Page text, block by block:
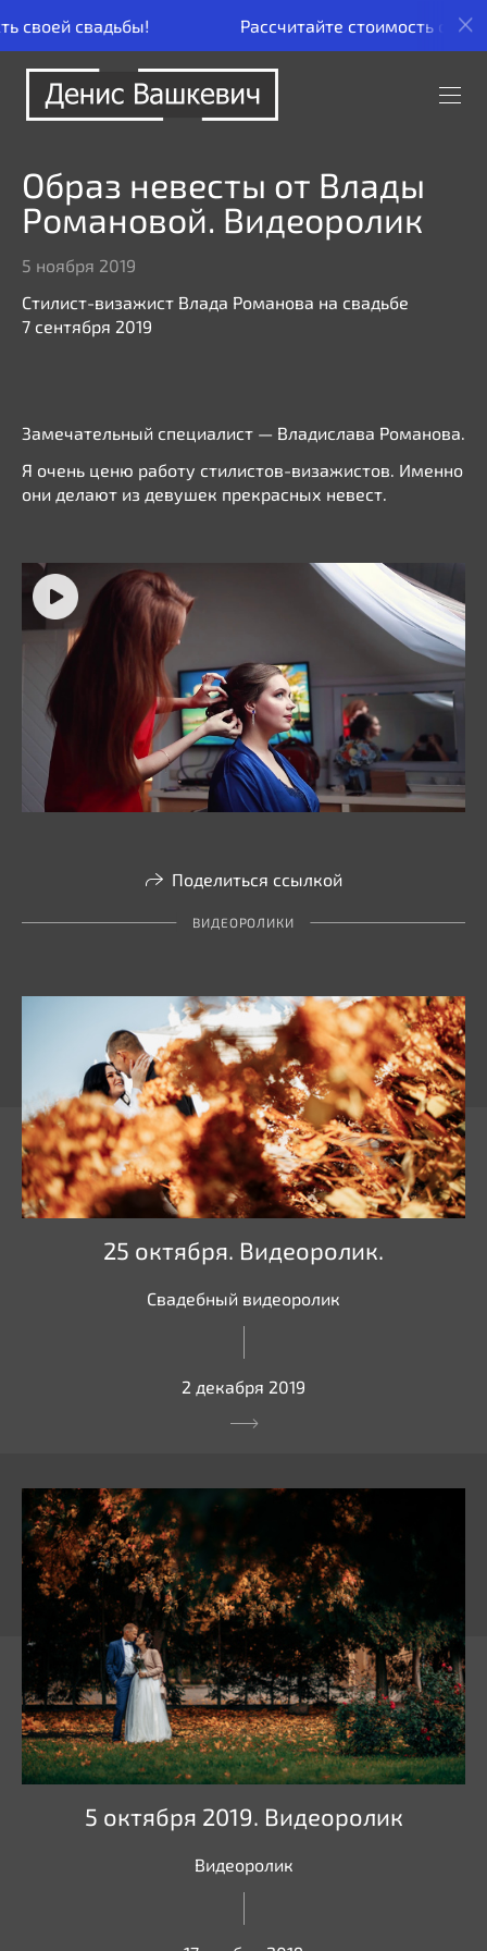
свадьбы! Рассчитайте стоимость своей
Образ невесты от Влады
Романовой. Видеоролик
5 ноября 2019
Стилист-визажист Влада Романова на свадьбе
7 сентября 2019
Замечательный специалист — Владислава Романова.
Я очень ценю работу стилистов-визажистов. Именно
они делают из девушек прекрасных невест.
Поделиться ссылкой
ВИДЕОРОЛИКИ
25 октября. Видеоролик.
Свадебный видеоролик
2 декабря 2019
5 октября 2019. Видеоролик
Видеоролик